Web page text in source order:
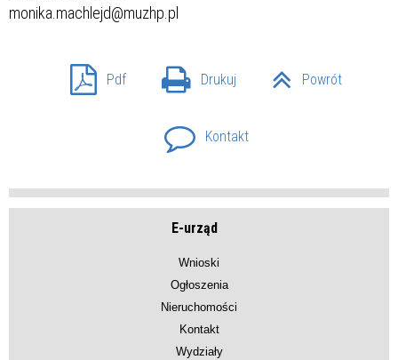
monika.machlejd@muzhp.pl
Pdf Drukuj Powrót
Kontakt
E-urząd
Wnioski
Ogłoszenia
Nieruchomości
Kontakt
Wydziały